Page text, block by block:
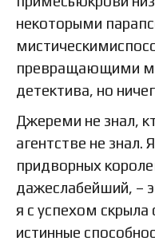
некоторыми
превращающими
детектива, но
Джереми не знал,
агентстве не знал.
придворных
дажеслабейший, –
я с успехом
истинные